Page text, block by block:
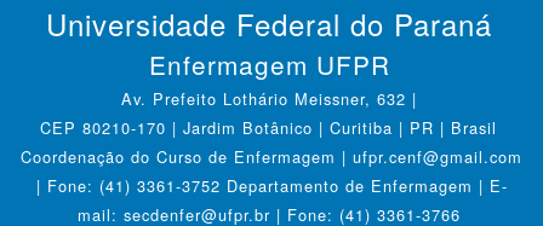
Universidade Federal do Paraná
Enfermagem UFPR
Av. Prefeito Lothário Meissner, 632 |
CEP 80210-170 | Jardim Botânico | Curitiba | PR | Brasil
Coordenação do Curso de Enfermagem | ufpr.cenf@gmail.com
| Fone: (41) 3361-3752 Departamento de Enfermagem | E-
mail: secdenfer@ufpr.br | Fone: (41) 3361-3766